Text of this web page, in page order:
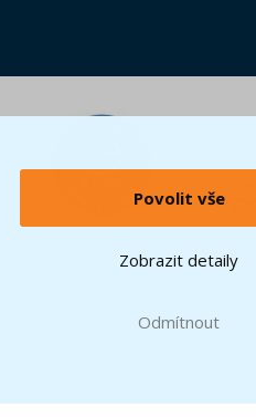
Povolit vše
Zobrazit detaily
Odmítnout